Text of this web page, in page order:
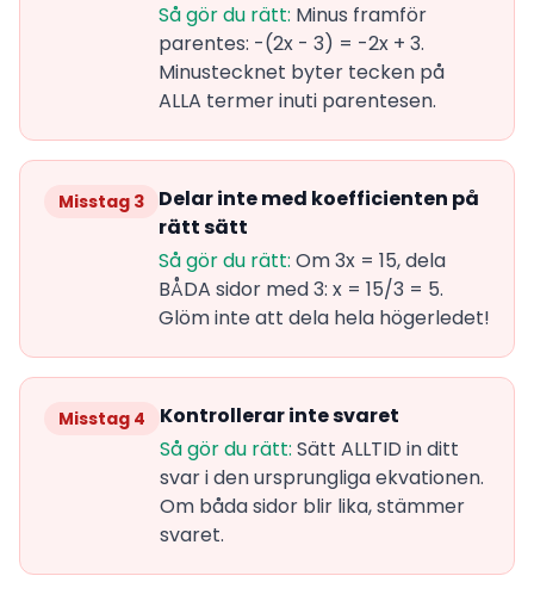
Så gör du rätt: Minus framför
parentes: -(2x - 3) = -2x + 3.
Minustecknet byter tecken på
ALLA termer inuti parentesen.
Misstag 3
Delar inte med koefficienten på
rätt sätt
Så gör du rätt: Om 3x = 15, dela
BÅDA sidor med 3: x = 15/3 = 5.
Glöm inte att dela hela högerledet!
Misstag 4
Kontrollerar inte svaret
Så gör du rätt: Sätt ALLTID in ditt
svar i den ursprungliga ekvationen.
Om båda sidor blir lika, stämmer
svaret.